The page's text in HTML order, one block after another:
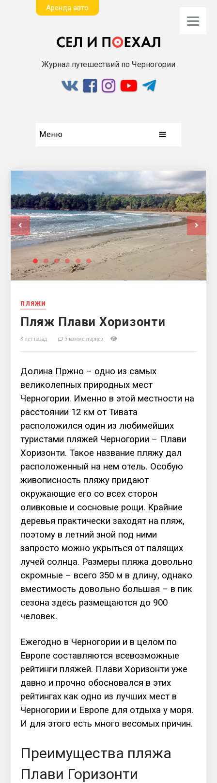
Aренда авто
Журнал путешествий по Черногории
Меню
ПЛЯЖИ
Пляж Плави Хоризонти
8 лет назад 5 комментариев
Долина Пржно – одно из самых
великолепных природных мест
Черногории. Именно в этой местности на
расстоянии 12 км от Тивата
расположился один из любимейших
туристами пляжей Черногории – Плави
Хоризонти. Такое название пляжу дал
расположенный на нем отель. Особую
живописность пляжу придают
окружающие его со всех сторон
оливковые и сосновые рощи. Крайние
деревья практически заходят на пляж,
поэтому в летний зной под ними
запросто можно укрыться от палящих
лучей солнца. Размеры пляжа довольно
скромные – всего 350 м в длину, однако
вместимость довольно большая – в пик
сезона здесь размещаются до 900
человек.
Ежегодно в Черногории и в целом по
Европе составляются всевозможные
рейтинги пляжей. Плави Хоризонти уже
давно и прочно обосновался в этих
рейтингах как одно из лучших мест в
Черногории и Европе для отдыха у моря.
И для этого есть много весомых причин.
Преимущества пляжа
Плави Горизонти